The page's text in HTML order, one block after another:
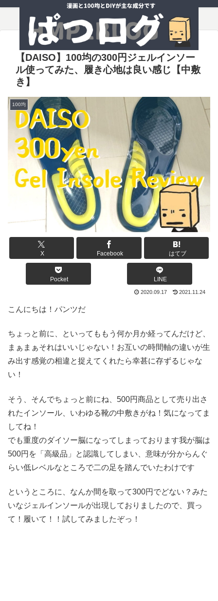
【DAISO】100均の300円ジェルインソー
ル使ってみた、履き心地は良い感じ【中敷
き】
100均
X Facebook はてブ
Pocket LINE
2020.09.17 2021.11.24
こんにちは！パンツだ
ちょっと前に、といってももう何か月か経ってんだけど、
まぁまぁそれはいいじゃない！お互いの時間軸の違いが生
み出す感覚の相違と捉えてくれたら幸甚に存ずるじゃな
い！
そう、そんでちょっと前にね、500円商品として売り出さ
れたインソール、いわゆる靴の中敷きがね！気になってま
してね！
でも重度のダイソー脳になってしまっております我が脳は
500円を「高級品」と認識してしまい、意味が分からんぐ
らい低レベルなところで二の足を踏んでいたわけです
というところに、なんか間を取って300円でどない？みた
いなジェルインソールが出現しておりましたので、買っ
て！履いて！！試してみましたぞっ！